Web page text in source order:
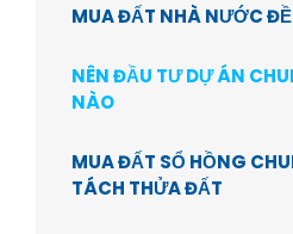
MUA ĐẤT NHÀ NƯỚC
NÊN ĐẦU TƯ DỰ ÁN
NÀO
MUA ĐẤT SỔ HỒNG
TÁCH THỬA ĐẤT